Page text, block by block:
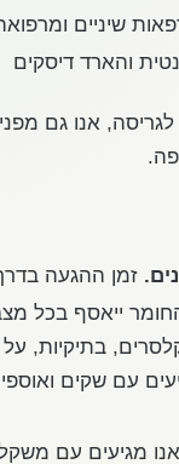
שיניים
והארד דיסקים
לגריסה, אנו גם
זמן ההגעה
ייאסף בכל
בתיקיות,
עם שקים
אנו מגיעים עם